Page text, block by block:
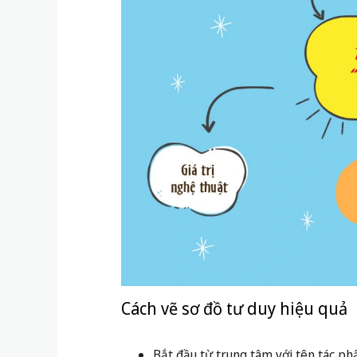
Cách vẽ sơ đồ tư duy hiệu quả